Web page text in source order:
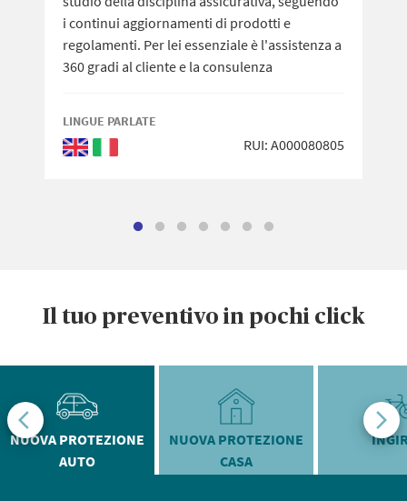
i continui aggiornamenti di prodotti e
regolamenti. Per lei essenziale è l'assistenza a
360 gradi al cliente e la consulenza
LINGUE PARLATE
RUI: A000080805
Il tuo preventivo in pochi click
NUOVA PROTEZIONE
AUTO
NUOVA PROTEZIONE
CASA